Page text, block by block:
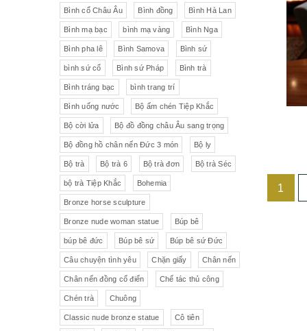
1
Đồ trang trí khác Đèn
Đồ sứ khác Tranh sơn dầu
Đồ sứ nhỏ Đôn bình
Âu sứ có nắp Gạt tàn
Ly pha lê Liễn cổ
Đồ sứ hồng Đồ sứ
Liễn sứ Đồng hồ quả lê
Đồng hồ Đèn chùm
Đèn chùm pha lê Tiệp
Đồng hồ để bàn Đồ nội thất
Pha lê màu đắp hoa nổi
Liên Xô
Cộng hòa Séc- chợ đồ cổ Praha
pha lê Tiệp Đồ sứ Tiệp
Sứ Đức Italia, Germany
VebR- Đức Royal Schwabap
H&C - Séc Bohemia
Đức
Bavaria Nutrilon
Fonderie Bords de Seine
Chế tác thủ công Hennessy
Johnie Walker Pháp
Bình cổ Châu Âu Bình đồng Bình Hà Lan
Bình mạ bạc bình mạ vàng Bình Nga
Bình pha lê Bình Samova Bình sứ
bình sứ cổ Bình sứ Pháp Bình trà
Bình tráng bạc bình trang trí
Bình uống nước Bộ ấm chén Tiệp Khắc
Bộ cời lửa Bộ đồ đồng châu Âu sang trọng
Bộ đồng hồ chân nến Đức 3 món Bộ ly
Bộ trà Bộ trà 6 Bộ trà đơn Bộ trà Séc
bộ trà Tiệp Khắc Bohemia
Bronze horse sculpture
Bronze nude woman statue Búp bê
búp bê đức Búp bê sứ Búp bê sứ Đức
Câu chuyện tình yêu Chặn giấy Chân nến
Chân nến đồng cổ điển Chế tác thủ công
Chén trà Chuông
Classic nude bronze statue Cô tiên